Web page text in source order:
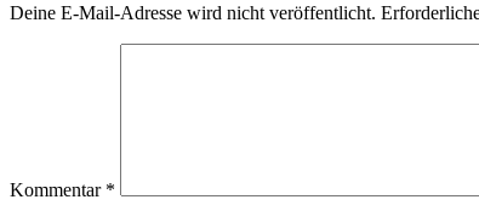
Deine E-Mail-Adresse wird nicht veröffentlicht.
Kommentar *